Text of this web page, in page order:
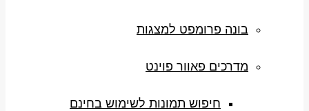
בונה פרומפט למצגות
מדרכים פאוור פוינט
חיפוש תמונות לשימוש בחינם